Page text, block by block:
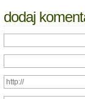
dodaj